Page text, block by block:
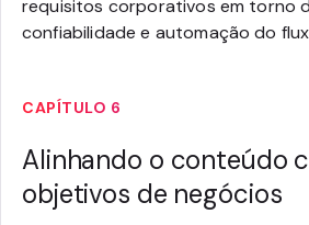
requisitos corporativos em torno
confiabilidade e automação do
CAPÍTULO 6
Alinhando o conteúdo
objetivos de negócios